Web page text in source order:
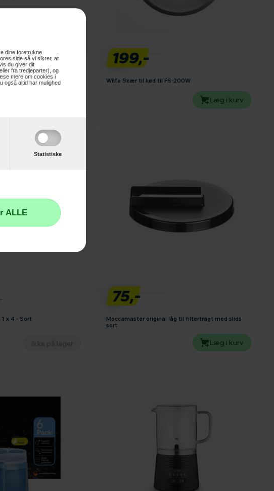
dine foretrukne
side så vi sikrer, at
du giver dit
fra tredjeparter), og
mere om cookies i
også altid har mulighed
Statistiske
199,-
Wilfa Skær til kød til FS-200W
Læg i kurv
x 4 - Sort
75,-
Moccamaster original låg til filtertragt med slids
sort
Læg i kurv